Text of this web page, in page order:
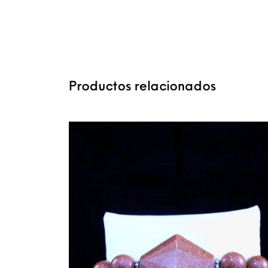
Productos relacionados